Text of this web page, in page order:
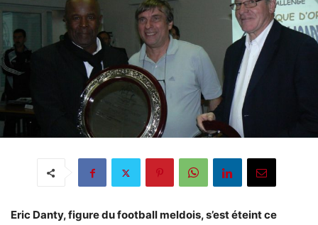
Eric Danty, figure du football meldois, s’est éteint ce